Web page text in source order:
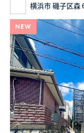
横浜市 磯子区森
NEW